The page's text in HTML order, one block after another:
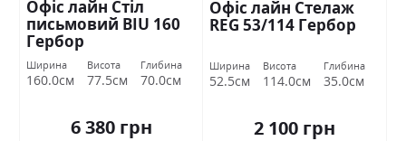
Офіс лайн Стіл
письмовий BIU 160
Гербор
Ширина
160.0см
Висота
77.5см
Глибина
70.0см
6 380 грн
Офіс лайн Стелаж
REG 53/114 Гербор
Ширина
52.5см
Висота
114.0см
Глибина
35.0см
2 100 грн